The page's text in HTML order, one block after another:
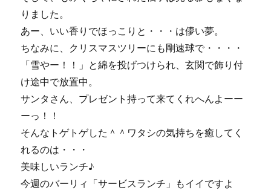
りました。
あー、いい香りでほっこりと・・・は儚い夢。
ちなみに、クリスマスツリーにも剛速球で・・・・
「雪やー！！」と綿を投げつけられ、玄関で飾り付
け途中で放置中。
サンタさん、プレゼント持って来てくれへんよーー
ーっ！！
そんなトゲトゲした＾＾ワタシの気持ちを癒してく
れるのは・・・
美味しいランチ♪
今週のバーリィ「サービスランチ」もイイですよ